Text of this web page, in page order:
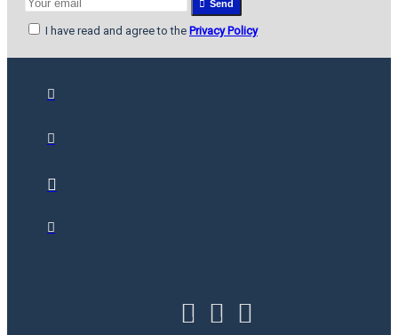
Send
I have read and agree to the Privacy Policy